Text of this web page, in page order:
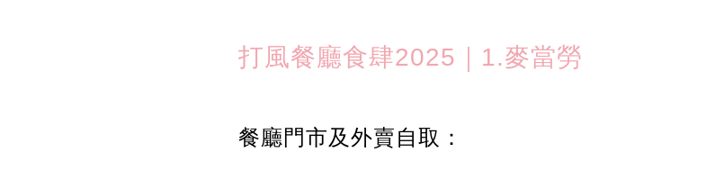
打風餐廳食肆2025｜1.麥當勞
餐廳門市及外賣自取：